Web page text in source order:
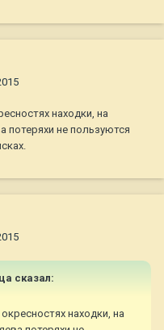
находки, на
потеряхи не пользуются
сказал:
находки, на